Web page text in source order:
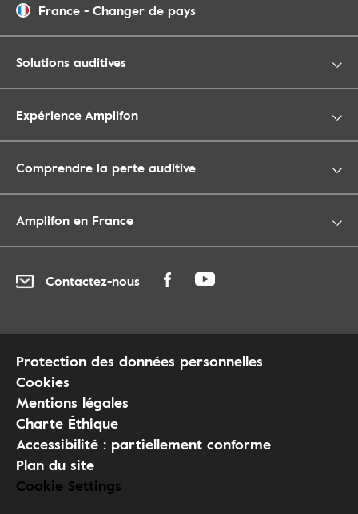
France - Changer de pays
Solutions auditives
Expérience Amplifon
Comprendre la perte auditive
Amplifon en France
Contactez-nous
Protection des données personnelles
Cookies
Mentions légales
Charte Éthique
Accessibilité : partiellement conforme
Plan du site
Cookie Settings